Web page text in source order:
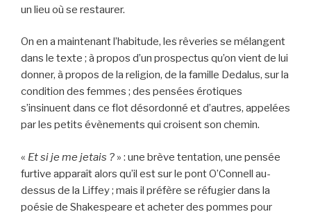
un lieu où se restaurer.
On en a maintenant l’habitude, les rêveries se mélangent
dans le texte ; à propos d’un prospectus qu’on vient de lui
donner, à propos de la religion, de la famille Dedalus, sur la
condition des femmes ; des pensées érotiques
s’insinuent dans ce flot désordonné et d’autres, appelées
par les petits évènements qui croisent son chemin.
« Et si je me jetais ? » : une brève tentation, une pensée
furtive apparaît alors qu’il est sur le pont O’Connell au-
dessus de la Liffey ; mais il préfère se réfugier dans la
poésie de Shakespeare et acheter des pommes pour